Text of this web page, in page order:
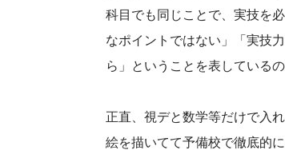
科目でも同じことで、実技を
なポイントではない」「実技
ら」ということを表しているの
正直、視デと数学等だけで入
絵を描いてて予備校で徹底的